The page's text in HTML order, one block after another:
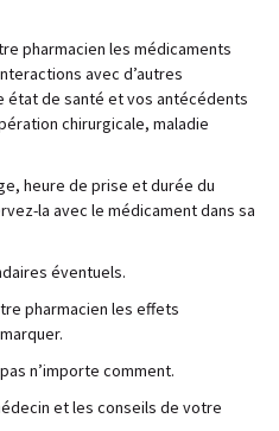
pharmacien les médicaments
avec d’autres
état de santé et vos antécédents
chirurgicale, maladie
heure de prise et durée du
la avec le médicament dans sa
éventuels.
pharmacien les effets
n’importe comment.
et les conseils de votre